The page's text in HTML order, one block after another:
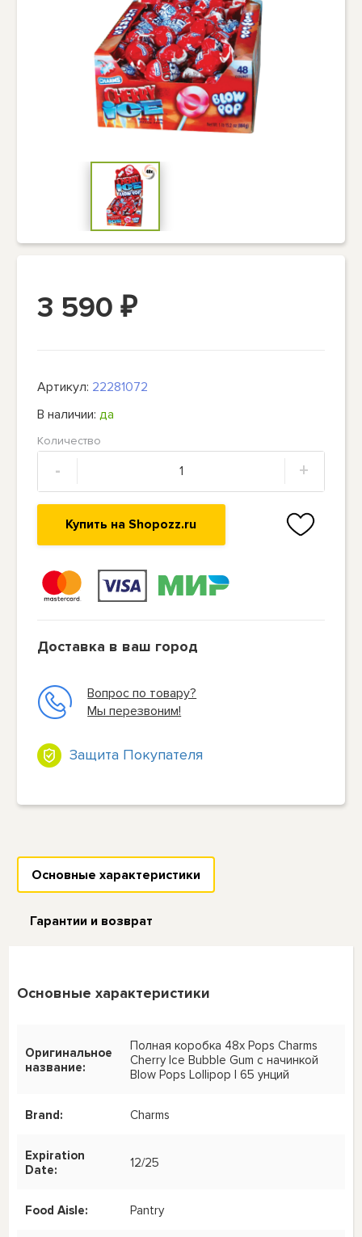
3 590₽
Артикул: 22281072
В наличии:да
Количество
- +
Купить на Shopozz.ru
Доставка в ваш город
Вопрос по товару?
Мы перезвоним!
Защита Покупателя
Основные характеристики
Гарантии и возврат
Основные характеристики
Оригинальное
название:
Полная коробка 48x Pops Charms
Cherry Ice Bubble Gum с начинкой
Blow Pops Lollipop | 65 унций
Brand: Charms
Expiration
Date:
12/25
Food Aisle: Pantry